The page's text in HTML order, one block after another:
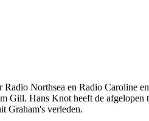
Northsea en Radio Caroline
Gill. Hans Knot heeft de
Graham's verleden.